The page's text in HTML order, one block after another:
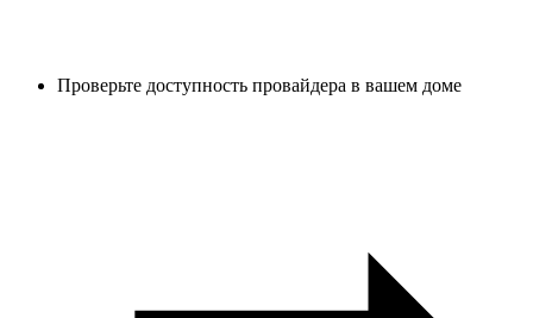
Проверьте доступность провайдера в вашем доме